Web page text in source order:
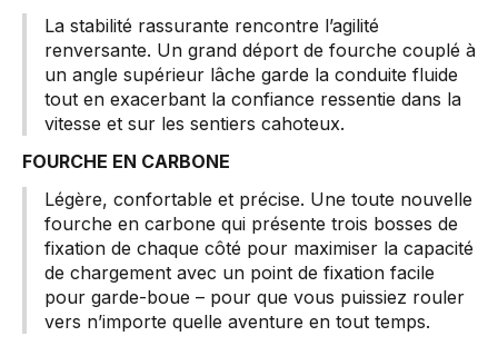
La stabilité rassurante rencontre l’agilité
renversante. Un grand déport de fourche couplé à
un angle supérieur lâche garde la conduite fluide
tout en exacerbant la confiance ressentie dans la
vitesse et sur les sentiers cahoteux.
FOURCHE EN CARBONE
Légère, confortable et précise. Une toute nouvelle
fourche en carbone qui présente trois bosses de
fixation de chaque côté pour maximiser la capacité
de chargement avec un point de fixation facile
pour garde-boue – pour que vous puissiez rouler
vers n’importe quelle aventure en tout temps.